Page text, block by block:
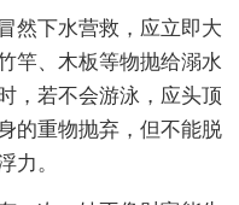
然下水营救，应立即大
竿、木板等物抛给溺水
，若不会游泳，应头顶
的重物抛弃，但不能脱
力。